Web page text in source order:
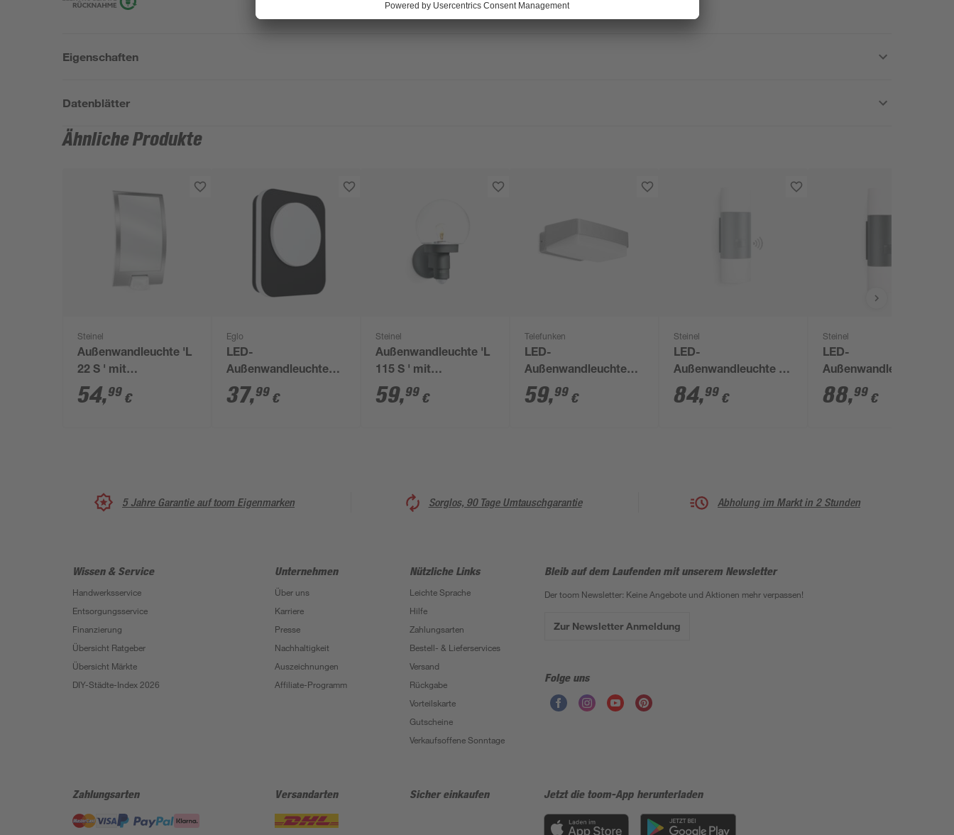
Eigenschaften
Datenblätter
Ähnliche Produkte
Steinel
Außenwandleuchte 'L
22 S ' mit
Bewegungssensor 60
W IP 44 16,2 x 28,6
54,99 €
Eglo
LED-
Außenwandleuchte
'Madriz' 3,6 W 740 lm
warmweiß IP 44 5 x
37,99 €
Steinel
Außenwandleuchte 'L
115 S ' mit
Bewegungssensor 60
W IP 44 21,5 x 33 cm
59,99 €
Telefunken
LED-
Außenwandleuchte
'Mainz' 14 W 1500 lm
neutralweiß 18,2 x 5,5
59,99 €
Steinel
LED-
Außenwandleuchte 'L
910 S ' 9,8 W 797 lm
warmweiß IP 44 8 x
84,99 €
Steinel
LED-
Außenwandleuchte 'L
910 S ' mit
Bewegungssensor 9,8
88,99 €
5 Jahre Garantie auf toom Eigenmarken Sorglos, 90 Tage Umtauschgarantie Abholung im Markt in 2 Stunden
Wissen & Service
Handwerksservice
Entsorgungsservice
Finanzierung
Übersicht Ratgeber
Übersicht Märkte
DIY-Städte-Index 2026
Unternehmen
Über uns
Karriere
Presse
Nachhaltigkeit
Auszeichnungen
Affiliate-Programm
Nützliche Links
Leichte Sprache
Hilfe
Zahlungsarten
Bestell- & Lieferservices
Versand
Rückgabe
Vorteilskarte
Gutscheine
Verkaufsoffene Sonntage
Bleib auf dem Laufenden mit unserem Newsletter
Der toom Newsletter: Keine Angebote und Aktionen mehr verpassen!
Zur Newsletter Anmeldung
Folge uns
Zahlungsarten Versandarten Sicher einkaufen Jetzt die toom-App herunterladen